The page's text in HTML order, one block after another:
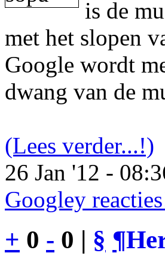
is de
met het slopen
Google wordt
dwang van de
(Lees verder...!)
26 Jan '12 -
Googley
+ 0 - 0 | § ¶